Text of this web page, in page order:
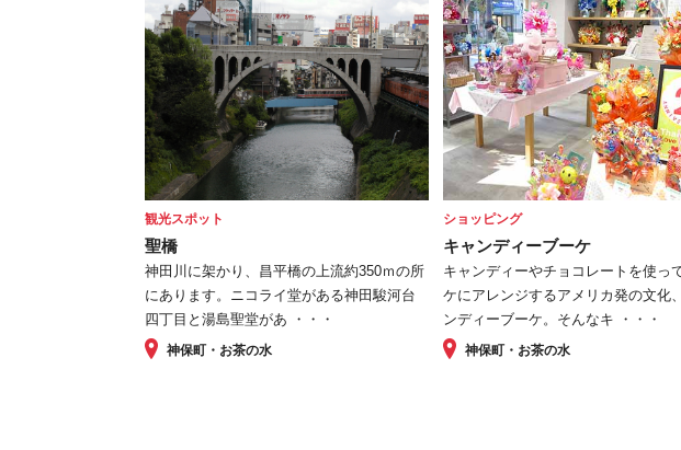
観光スポット
聖橋
神田川に架かり、昌平橋の上流約350ｍの所
にあります。ニコライ堂がある神田駿河台
四丁目と湯島聖堂があ ・・・
神保町・お茶の水
ショッピング
キャンディーブーケ
キャンディーやチョコレートを使っ
ケにアレンジするアメリカ発の文化
ンディーブーケ。そんなキ ・・・
神保町・お茶の水